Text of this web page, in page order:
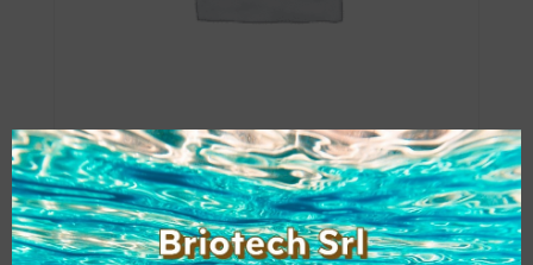
KYOCERA TASKALFA
307CI USATO A4
(B/N: 10.188 – Col:
21.680 )